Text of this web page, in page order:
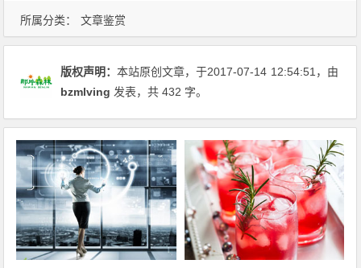
所属分类： 文章鉴赏
版权声明：本站原创文章，于2017-07-14 12:54:51 ，由
bzmlving 发表，共 432 字。